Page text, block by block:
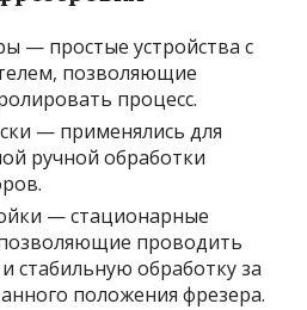
— простые устройства с
позволяющие
процесс.
— применялись для
ручной обработки
— стационарные
проводить
стабильную обработку за
положения фрезера.